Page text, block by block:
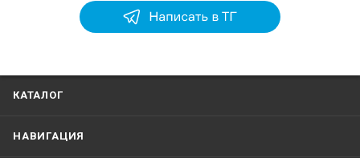
КАТАЛОГ
НАВИГАЦИЯ